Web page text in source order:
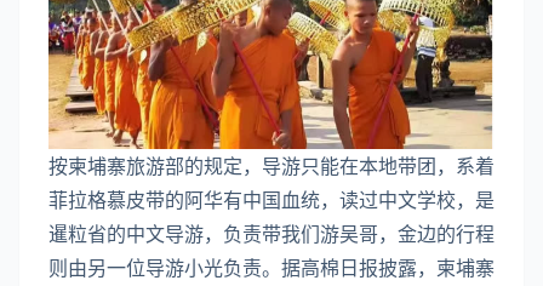
按柬埔寨旅游部的规定，导游只能在本地带团，系着
菲拉格慕皮带的阿华有中国血统，读过中文学校，是
暹粒省的中文导游，负责带我们游吴哥，金边的行程
则由另一位导游小光负责。据高棉日报披露，柬埔寨